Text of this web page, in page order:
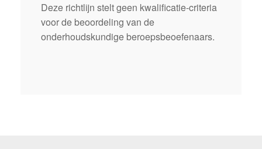
Deze richtlijn stelt geen kwalificatie-criteria
voor de beoordeling van de
onderhoudskundige beroepsbeoefenaars.